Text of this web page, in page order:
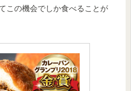
この機会でしか食べることが